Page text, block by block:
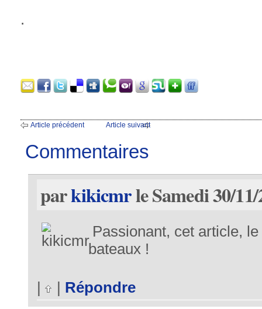
.
Article précédent Article suivant
Commentaires
parkikicmrle Samedi 30/
Passionant, cet article,
bateaux !
| | Répondre